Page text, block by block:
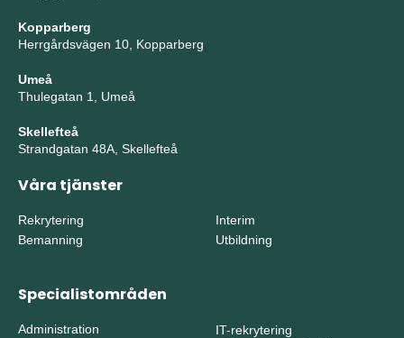
Kopparberg
Herrgårdsvägen 10, Kopparberg
Umeå
Thulegatan 1, Umeå
Skellefteå
Strandgatan 48A, Skellefteå
Våra tjänster
Rekrytering
Bemanning
Interim
Utbildning
Specialistområden
Administration
IT-rekrytering